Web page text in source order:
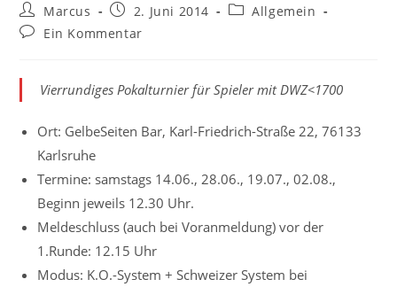
Beitrags-
Autor:
Marcus
Beitrag
veröffentlicht:
2. Juni 2014
Beitrags-
Allgemein
Beitrags-
Ein Kommentar
Vierrundiges Pokalturnier für Spieler mit DWZ<1700
Ort: GelbeSeiten Bar, Karl-Friedrich-Straße 22, 76133
Karlsruhe
Termine: samstags 14.06., 28.06., 19.07., 02.08.,
Beginn jeweils 12.30 Uhr.
Meldeschluss (auch bei Voranmeldung) vor der
1.Runde: 12.15 Uhr
Modus: K.O.-System + Schweizer System bei